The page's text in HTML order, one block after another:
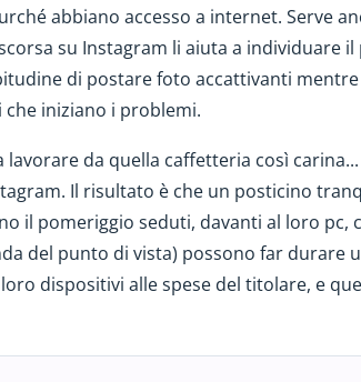
abbiano accesso a internet. Serve
su Instagram li aiuta a individuare
di postare foto accattivanti
che iniziano i problemi.
lavorare da quella caffetteria così
Il risultato è che un posticino
il pomeriggio seduti, davanti al loro pc,
del punto di vista) possono far durare
dispositivi alle spese del titolare, e